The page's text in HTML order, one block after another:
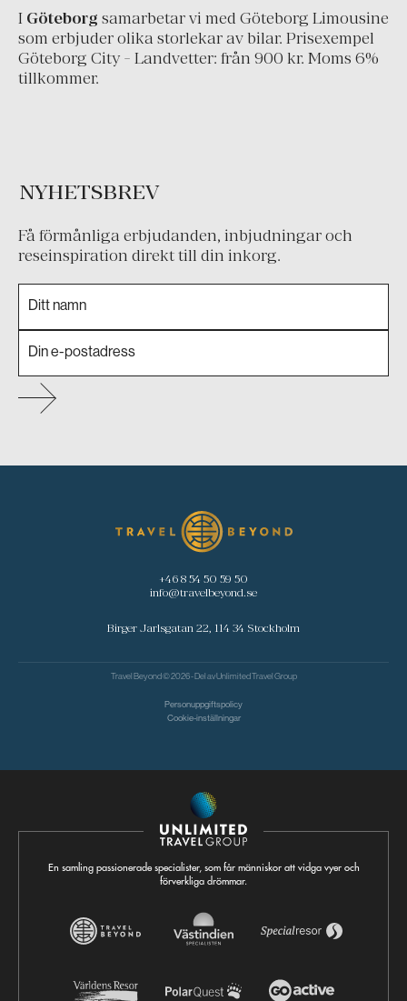
Schweiz
Skandinavien
Spanien
I Göteborg samarbetar vi med Göteborg Limousine
som erbjuder olika storlekar av bilar. Prisexempel
Göteborg City - Landvetter: från 900 kr. Moms 6%
tillkommer.
NYHETSBREV
Få förmånliga erbjudanden, inbjudningar och
reseinspiration direkt till din inkorg.
+46 8 54 50 59 50
info@travelbeyond.se
Birger Jarlsgatan 22, 114 34 Stockholm
Travel Beyond © 2026 - Del avUnlimited Travel Group
Personuppgiftspolicy
Cookie-inställningar
En samling passionerade specialister, som får människor att vidga vyer och
förverkliga drömmar.